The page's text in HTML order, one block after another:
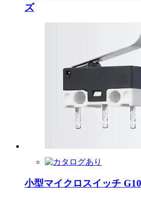
ズ
小型マイクロスイッチ